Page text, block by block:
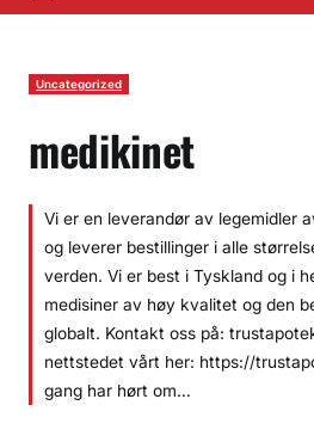
Uncategorized
medikinet
Vi er en leverandør av legemidler
og leverer bestillinger i alle
verden. Vi er best i Tyskland og i
medisiner av høy kvalitet og den
globalt. Kontakt oss på:
nettstedet vårt her: https://
gang har hørt om…